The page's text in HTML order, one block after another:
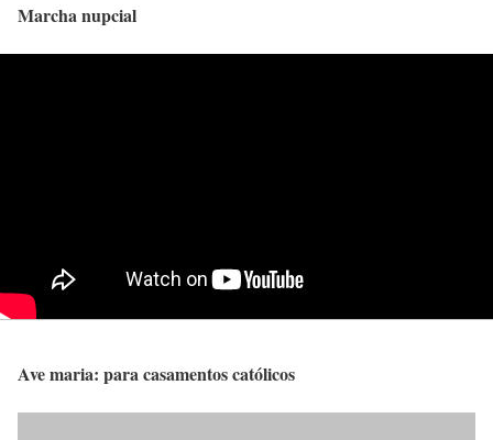
Marcha nupcial
Ave maria: para casamentos católicos